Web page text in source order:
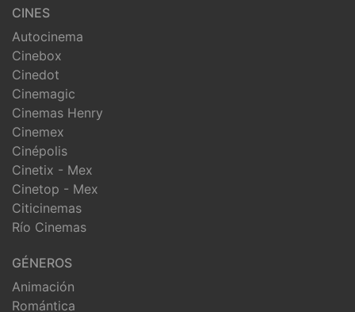
CINES
Autocinema
Cinebox
Cinedot
Cinemagic
Cinemas Henry
Cinemex
Cinépolis
Cinetix - Mex
Cinetop - Mex
Citicinemas
Río Cinemas
GÉNEROS
Animación
Romántica